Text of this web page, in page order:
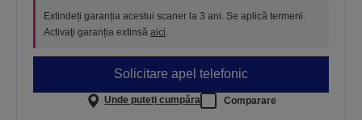
Extindeți garanția acestui scaner la 3 ani. Se aplică termeni.
Activați garanția extinsă aici.
Solicitare apel telefonic
Unde puteți cumpăra Comparare